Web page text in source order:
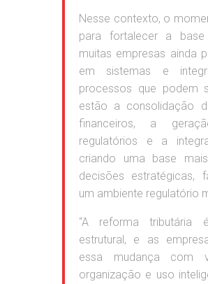
Nesse contexto, o
para fortalecer a base
muitas empresas ainda
em sistemas e
processos que podem
estão a consolidação
financeiros, a
regulatórios e a
criando uma base
decisões estratégicas,
um ambiente regulatório
“A reforma tributária
estrutural, e as
essa mudança com
organização e uso